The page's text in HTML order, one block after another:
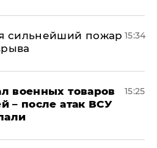
сильнейший пожар 15:34
военных товаров
– после атак ВСУ
15:25